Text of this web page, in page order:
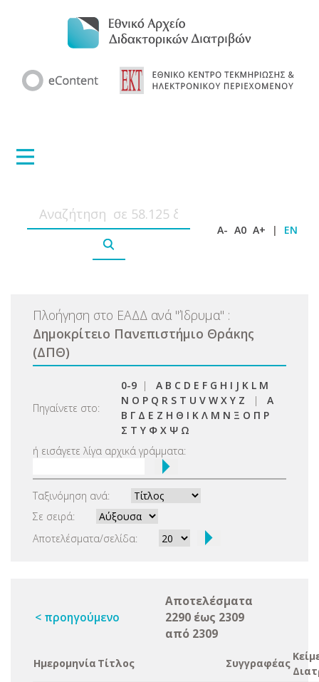
A- A0 A+ | EN
Πλοήγηση στο ΕΑΔΔ ανά "Ίδρυμα" :
Δημοκρίτειο Πανεπιστήμιο Θράκης
(ΔΠΘ)
Πηγαίνετε στο:
0-9 | A B C D E F G H I J K L M
N O P Q R S T U V W X Y Z | Α
Β Γ Δ Ε Ζ Η Θ Ι Κ Λ Μ Ν Ξ Ο Π Ρ
Σ Τ Υ Φ Χ Ψ Ω
ή εισάγετε λίγα αρχικά γράμματα:
Ταξινόμηση ανά:
Σε σειρά:
Αποτελέσματα/σελίδα:
< προηγούμενο
Αποτελέσματα
2290 έως 2309
από 2309
Ημερομηνία Τίτλος Συγγραφέας